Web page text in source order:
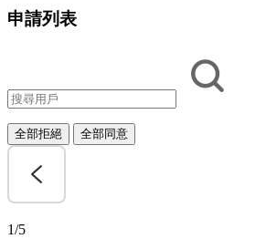
申請列表
全部拒絕 全部同意
1/5